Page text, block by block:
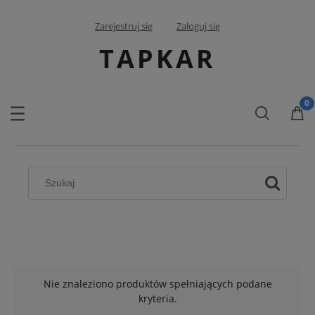
Zarejestruj się Zaloguj się
TAPKAR
Nie znaleziono produktów spełniających podane
kryteria.